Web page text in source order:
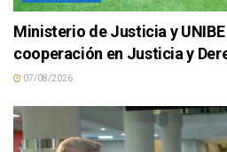
Ministerio de Justicia y
cooperación en Justicia y
07/08/2026